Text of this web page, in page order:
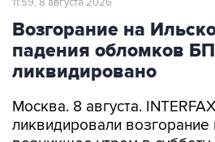
Возгорание на
падения обломков
ликвидировано
Москва. 8 августа.
ликвидировали